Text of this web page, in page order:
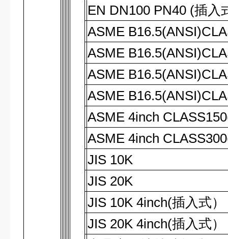
EN DN100 PN40 (插入
ASME
ASME
ASME
ASME
ASME 4inch
ASME 4inch
JIS 10K
JIS 20K
JIS 10K 4inch(插入式）
JIS 20K 4inch(插入式）